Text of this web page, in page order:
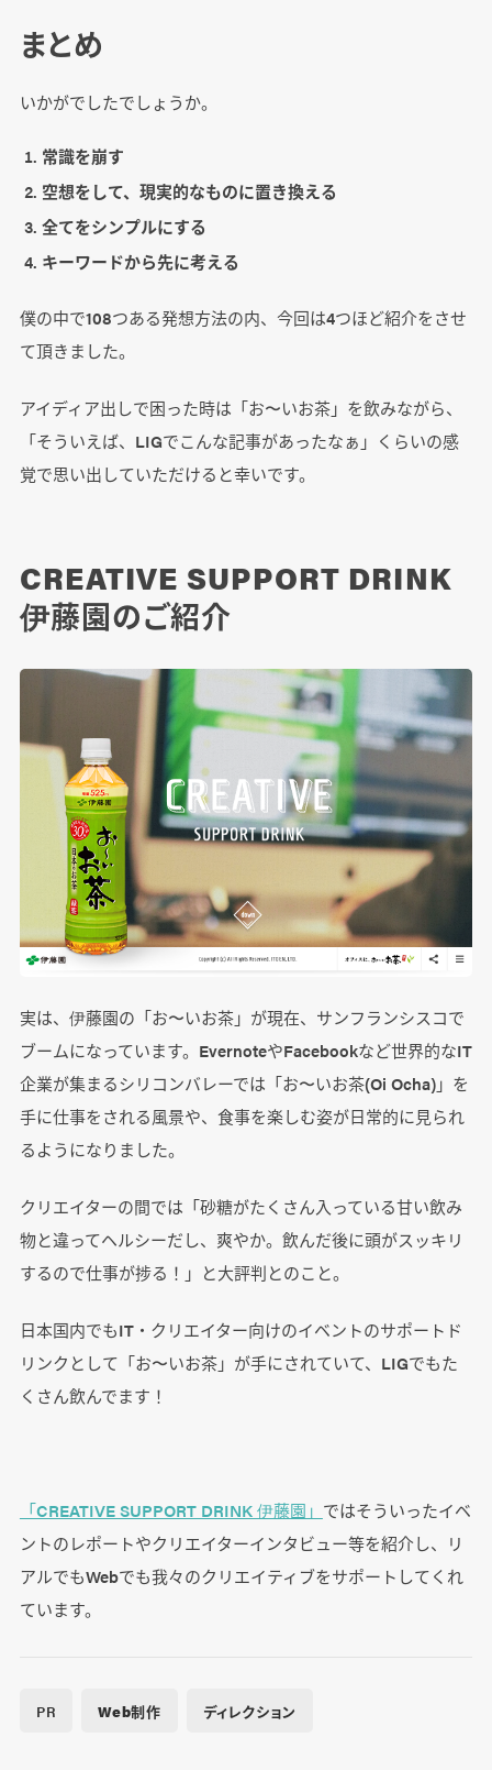
まとめ
いかがでしたでしょうか。
常識を崩す
空想をして、現実的なものに置き換える
全てをシンプルにする
キーワードから先に考える
僕の中で108つある発想方法の内、今回は4つほど紹介をさせ
て頂きました。
アイディア出しで困った時は「お〜いお茶」を飲みながら、
「そういえば、LIGでこんな記事があったなぁ」くらいの感
覚で思い出していただけると幸いです。
CREATIVE SUPPORT DRINK
伊藤園のご紹介
実は、伊藤園の「お〜いお茶」が現在、サンフランシスコで
ブームになっています。EvernoteやFacebookなど世界的なIT
企業が集まるシリコンバレーでは「お〜いお茶(Oi Ocha)」を
手に仕事をされる風景や、食事を楽しむ姿が日常的に見られ
るようになりました。
クリエイターの間では「砂糖がたくさん入っている甘い飲み
物と違ってヘルシーだし、爽やか。飲んだ後に頭がスッキリ
するので仕事が捗る！」と大評判とのこと。
日本国内でもIT・クリエイター向けのイベントのサポートド
リンクとして「お〜いお茶」が手にされていて、LIGでもた
くさん飲んでます！
「CREATIVE SUPPORT DRINK 伊藤園」 ではそういったイベ
ントのレポートやクリエイターインタビュー等を紹介し、リ
アルでもWebでも我々のクリエイティブをサポートしてくれ
ています。
PR Web制作 ディレクション